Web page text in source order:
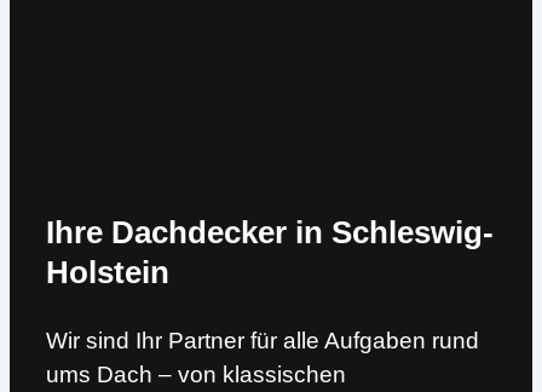
Ihre Dachdecker in Schleswig-
Holstein
Wir sind Ihr Partner für alle Aufgaben rund
ums Dach – von klassischen